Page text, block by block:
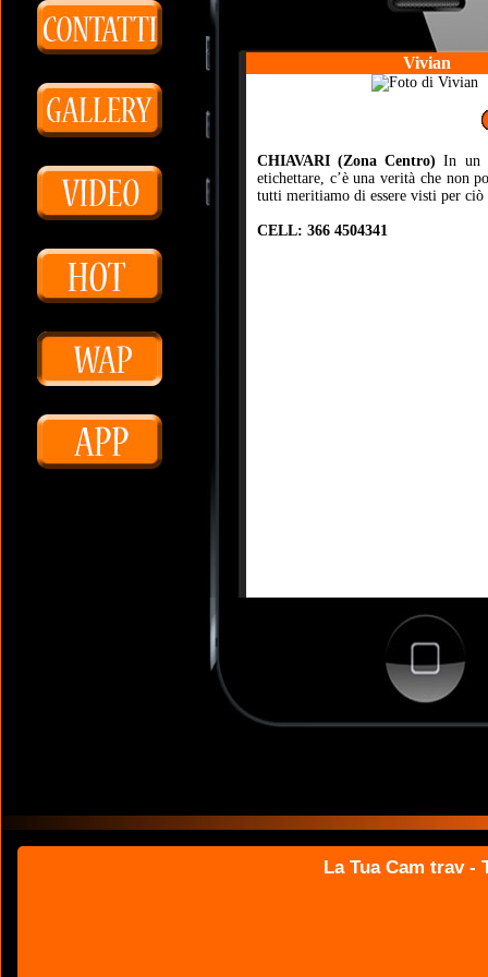
Vivian
CHIAVARI (Zona Centro) In un
etichettare, c’è una verità che non
tutti meritiamo di essere visti per ciò
CELL: 366 4504341
La Tua Cam trav -